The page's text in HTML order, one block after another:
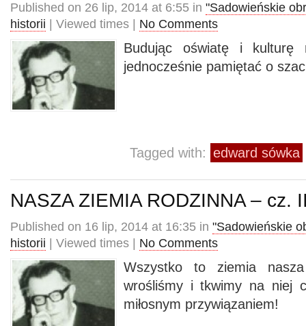
Published on 26 lip, 2014 at 6:55 in "Sadowieńskie
historii | Viewed times | No Comments
Budując oświatę i kulturę
jednocześnie pamiętać o
Tagged with: edward sówka
NASZA ZIEMIA RODZINNA – cz.
Published on 16 lip, 2014 at 16:35 in "Sadowieńskie
historii | Viewed times | No Comments
Wszystko to ziemia
wrośliśmy i tkwimy na niej
miłosnym przywiązaniem!